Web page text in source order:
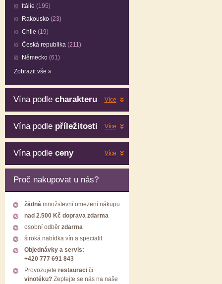
Itálie (195)
Rakousko (23)
Chile (19)
Česká republika (211)
Německo (61)
Zobrazit vše »
Více
Vína podle charakteru
Více
Vína podle příležitosti
Více
Vína podle ceny
Proč nakupovat u nás?
žádnámnožstevní omezení nákupu
nad 2.500 Kč doprava zdarma
osobní odběr zdarma
široká nabídka vín a specialit
Objednávky a servis:
+420 777 691 843
Provozujete restauraci či
vinotéku? Zeptejte se nás na naše